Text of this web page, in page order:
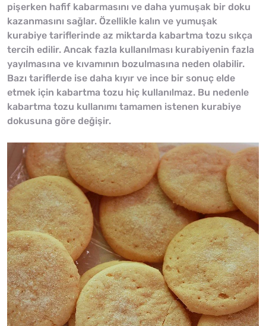
pişerken hafif kabarmasını ve daha yumuşak bir doku
kazanmasını sağlar. Özellikle kalın ve yumuşak
kurabiye tariflerinde az miktarda kabartma tozu sıkça
tercih edilir. Ancak fazla kullanılması kurabiyenin fazla
yayılmasına ve kıvamının bozulmasına neden olabilir.
Bazı tariflerde ise daha kıyır ve ince bir sonuç elde
etmek için kabartma tozu hiç kullanılmaz. Bu nedenle
kabartma tozu kullanımı tamamen istenen kurabiye
dokusuna göre değişir.